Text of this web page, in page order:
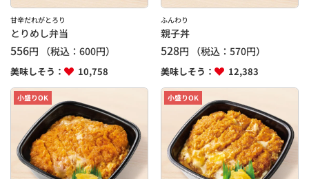
甘辛だれがとろり
とりめし弁当
556円 （税込： 600円）
美味しそう： 10,758
ふんわり
親子丼
528円 （税込：570円）
美味しそう： 12,383
小盛りOK 小盛りOK